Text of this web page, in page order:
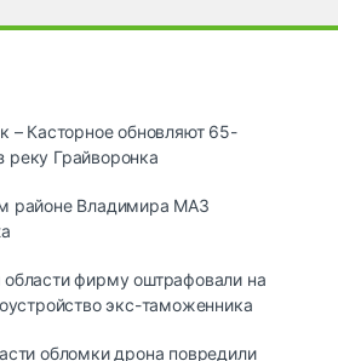
– Касторное обновляют 65-
реку Грайворонка
районе Владимира МАЗ
фирму оштрафовали на
экс-таможенника
обломки дрона повредили